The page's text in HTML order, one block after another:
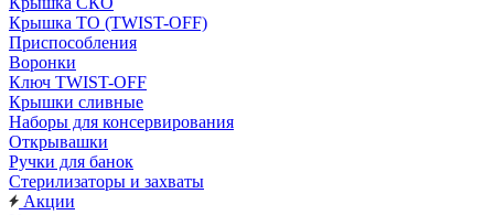
Крышка ТО (TWIST-OFF)
Приспособления
Воронки
Ключ TWIST-OFF
Крышки сливные
Наборы для консервирования
Открывашки
Ручки для банок
Стерилизаторы и захваты
Акции